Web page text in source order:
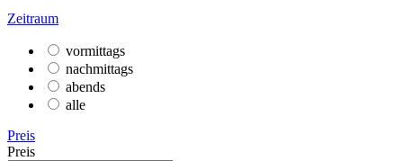
Zeitraum
vormittags
nachmittags
abends
alle
Preis
Preis